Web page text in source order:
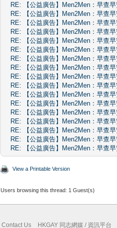
RE: 【公益廣告】Men2Men：早查早
RE: 【公益廣告】Men2Men：早查早
RE: 【公益廣告】Men2Men：早查早
RE: 【公益廣告】Men2Men：早查早
RE: 【公益廣告】Men2Men：早查早
RE: 【公益廣告】Men2Men：早查早
RE: 【公益廣告】Men2Men：早查早
RE: 【公益廣告】Men2Men：早查早
RE: 【公益廣告】Men2Men：早查早
RE: 【公益廣告】Men2Men：早查早
RE: 【公益廣告】Men2Men：早查早
RE: 【公益廣告】Men2Men：早查早
RE: 【公益廣告】Men2Men：早查早
RE: 【公益廣告】Men2Men：早查早
RE: 【公益廣告】Men2Men：早查早
RE: 【公益廣告】Men2Men：早查早
RE: 【公益廣告】Men2Men：早查早
View a Printable Version
Users browsing this thread: 1 Guest(s)
Contact Us HKGAY 同志網媒 / 資訊平台